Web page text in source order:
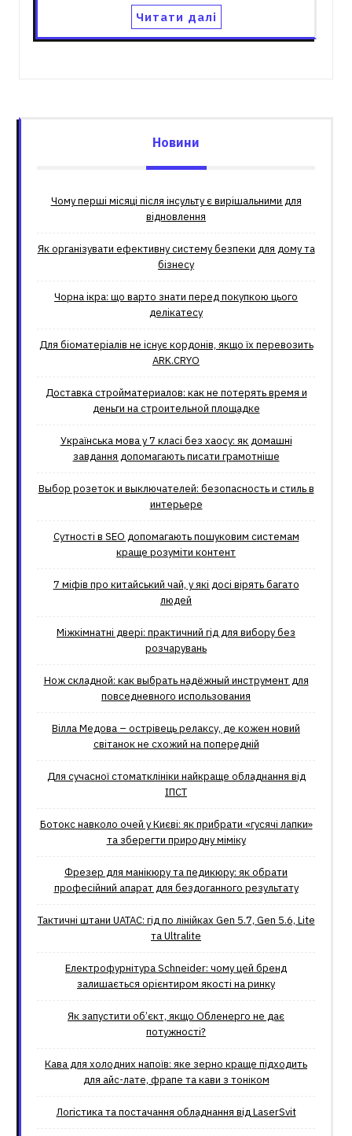
Читати далі
Новини
Чому перші місяці після інсульту є вирішальними для
відновлення
Як організувати ефективну систему безпеки для дому та
бізнесу
Чорна ікра: що варто знати перед покупкою цього
делікатесу
Для біоматеріалів не існує кордонів, якщо їх перевозить
ARK.CRYO
Доставка стройматериалов: как не потерять время и
деньги на строительной площадке
Українська мова у 7 класі без хаосу: як домашні
завдання допомагають писати грамотніше
Выбор розеток и выключателей: безопасность и стиль в
интерьере
Сутності в SEO допомагають пошуковим системам
краще розуміти контент
7 міфів про китайський чай, у які досі вірять багато
людей
Міжкімнатні двері: практичний гід для вибору без
розчарувань
Нож складной: как выбрать надёжный инструмент для
повседневного использования
Вілла Медова – острівець релаксу, де кожен новий
світанок не схожий на попередній
Для сучасної стоматклініки найкраще обладнання від
ІПСТ
Ботокс навколо очей у Києві: як прибрати «гусячі лапки»
та зберегти природну міміку
Фрезер для манікюру та педикюру: як обрати
професійний апарат для бездоганного результату
Тактичні штани UATAC: гід по лінійках Gen 5.7, Gen 5.6, Lite
та Ultralite
Електрофурнітура Schneider: чому цей бренд
залишається орієнтиром якості на ринку
Як запустити об’єкт, якщо Обленерго не дає
потужності?
Кава для холодних напоїв: яке зерно краще підходить
для айс-лате, фрапе та кави з тоніком
Логістика та постачання обладнання від LaserSvit